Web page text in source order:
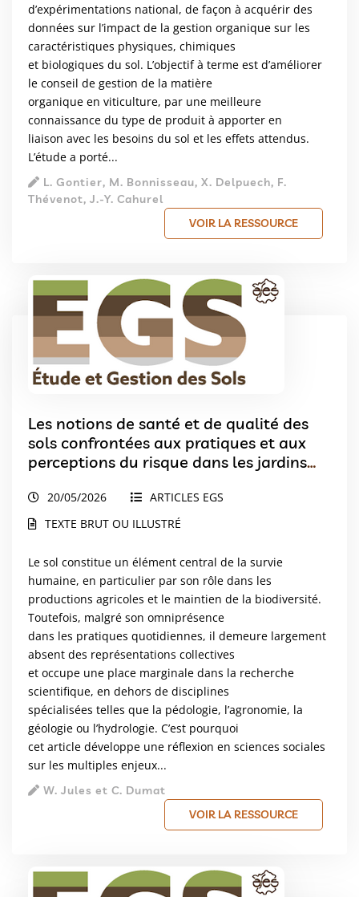
d’expérimentations national, de façon à acquérir des
données sur l’impact de la gestion organique sur les
caractéristiques physiques, chimiques
et biologiques du sol. L’objectif à terme est d’améliorer
le conseil de gestion de la matière
organique en viticulture, par une meilleure
connaissance du type de produit à apporter en
liaison avec les besoins du sol et les effets attendus.
L’étude a porté...
L. Gontier, M. Bonnisseau, X. Delpuech, F.
Thévenot, J.-Y. Cahurel
VOIR LA RESSOURCE
Les notions de santé et de qualité des
sols confrontées aux pratiques et aux
perceptions du risque dans les jardins
20/05/2026
ARTICLES EGS
TEXTE BRUT OU ILLUSTRÉ
Le sol constitue un élément central de la survie
humaine, en particulier par son rôle dans les
productions agricoles et le maintien de la biodiversité.
Toutefois, malgré son omniprésence
dans les pratiques quotidiennes, il demeure largement
absent des représentations collectives
et occupe une place marginale dans la recherche
scientifique, en dehors de disciplines
spécialisées telles que la pédologie, l’agronomie, la
géologie ou l’hydrologie. C’est pourquoi
cet article développe une réflexion en sciences sociales
sur les multiples enjeux...
W. Jules et C. Dumat
VOIR LA RESSOURCE